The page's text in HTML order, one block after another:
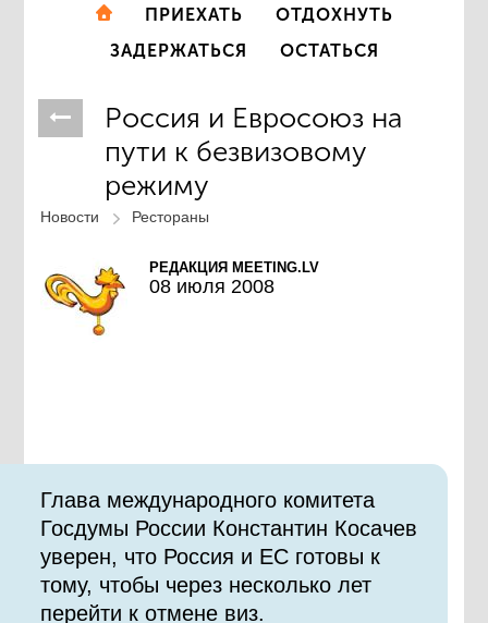
ПРИЕХАТЬ
ОТДОХНУТЬ
ЗАДЕРЖАТЬСЯ
ОСТАТЬСЯ
Россия и Евросоюз на
пути к безвизовому
режиму
Новости Рестораны
РЕДАКЦИЯ MEETING.LV
08 июля 2008
Глава международного комитета
Госдумы России Константин Косачев
уверен, что Россия и ЕС готовы к
тому, чтобы через несколько лет
перейти к отмене виз.